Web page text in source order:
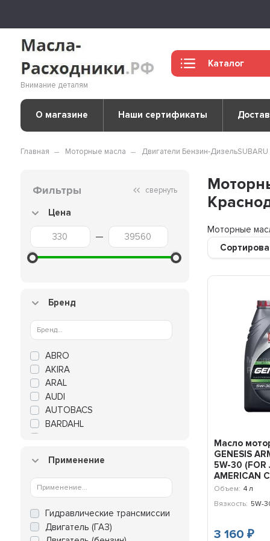
Внимание деталям
Каталог
О магазине Наши сертификаты
Главная Моторные масла Двигатели Бензин-ДизельSUBARU
Фильтры свернуть
Цена
—
Бренд
ABRO
AKIRA
ARAL
AUDI
AUTOBACS
BARDAHL
BMW MINI
BP
CASTROL
CHRYSLER
COMMA
Применение
Гидравлические трансмиссии
Двигатель (ГАЗ)
Моторные
Масло
GENESIS
5W-30 (FOR
AMERICAN
Объем: 4 л
Вязкость: 5W-
3 160₽